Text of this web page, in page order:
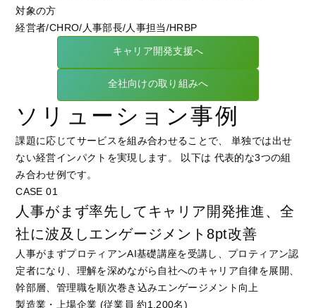
対象の方
経営者/CHRO/人事部長/人事担当/HRBP
キャリア開発支援へ
全社向けの取り組みへ
ソリューション事例
課題に応じてサービスを組み合わせることで、 単独では出せ
ない経営インパクトを実現します。 以下は 代表的な3つの組
み合わせ例です。
CASE 01
人事がまず率先してキャリア開発推進、全
社に波及しエンゲージメント8pt改善
人事がまずプロティアンAI基礎講座を受講し、プロティアン認
定者になり、理解を深めながら自社へのキャリア自律を展開、
幹部層、管理職を順次巻き込みエンゲージメント向上
製造業・上場企業 (従業員 約1,200名)